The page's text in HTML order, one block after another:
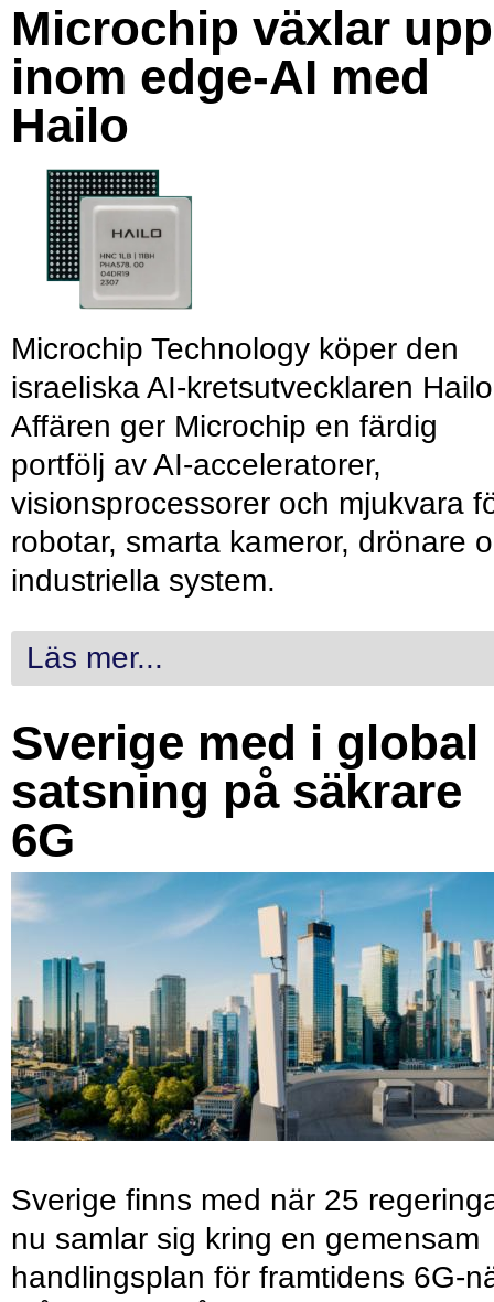
Microchip växlar upp
inom edge-AI med
Hailo
Microchip Technology köper den
israeliska AI-kretsutvecklaren
Affären ger Microchip en färdig
portfölj av AI-acceleratorer,
visionsprocessorer och mjukvara
robotar, smarta kameror, drönare
industriella system.
Läs mer...
Sverige med i global
satsning på säkrare
6G
Sverige finns med när 25
nu samlar sig kring en gemensam
handlingsplan för framtidens 6G-